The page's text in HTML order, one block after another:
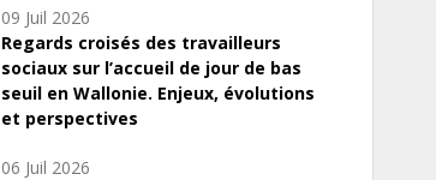
09 Juil 2026
Regards croisés des travailleurs
sociaux sur l’accueil de jour de bas
seuil en Wallonie. Enjeux, évolutions
et perspectives
06 Juil 2026